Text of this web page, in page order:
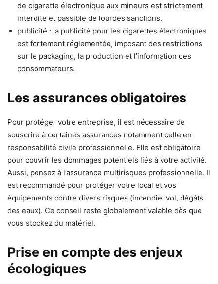
de cigarette électronique aux mineurs est strictement
interdite et passible de lourdes sanctions.
publicité : la publicité pour les cigarettes électroniques
est fortement réglementée, imposant des restrictions
sur le packaging, la production et l’information des
consommateurs.
Les assurances obligatoires
Pour protéger votre entreprise, il est nécessaire de
souscrire à certaines assurances notamment celle en
responsabilité civile professionnelle. Elle est obligatoire
pour couvrir les dommages potentiels liés à votre activité.
Aussi, pensez à l’assurance multirisques professionnelle. Il
est recommandé pour protéger votre local et vos
équipements contre divers risques (incendie, vol, dégâts
des eaux). Ce conseil reste globalement valable dès que
vous stockez du matériel.
Prise en compte des enjeux
écologiques